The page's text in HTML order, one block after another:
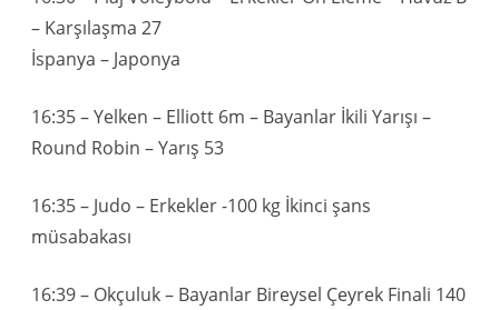
– Karşılaşma 27
İspanya – Japonya
16:35 – Yelken – Elliott 6m – Bayanlar İkili Yarışı –
Round Robin – Yarış 53
16:35 – Judo – Erkekler -100 kg İkinci şans
müsabakası
16:39 – Okçuluk – Bayanlar Bireysel Çeyrek Finali 140